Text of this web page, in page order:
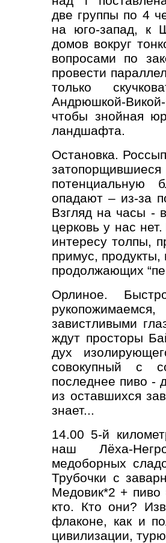
две группы по 4
на юго-запад, к
домов вокруг
вопросами по
провести
только
Андрюшкой-
чтобы знойная
ландшафта.
Остановка.
потенциальную
опадают – из-за
Взгляд на часы -
церковь у нас
интересу толпы,
примус,
продолжающих
Орлиное.
завистливыми
ждут просторы
дух
совокупный с
последнее пиво -
из оставшихся
знает...
14.00 5-й
наш Лёха-
медоборных
Трубочки с
Медовик*2 +
кто. Кто они?
флаконе, как и
цивилизации,